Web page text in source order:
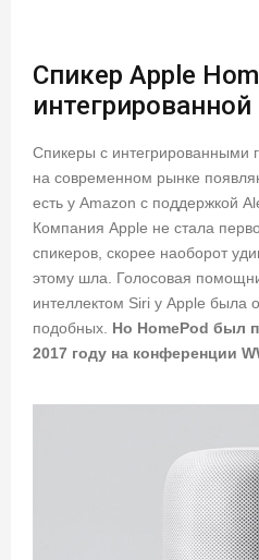
Спикер Apple
интегрированной
Спикеры с
на современном рынке
есть у Amazon с поддержкой
Компания Apple не стала
спикеров, скорее наоборот
этому шла. Голосовая
интеллектом Siri у Apple была
подобных. Но HomePod был
2017 году на конференции